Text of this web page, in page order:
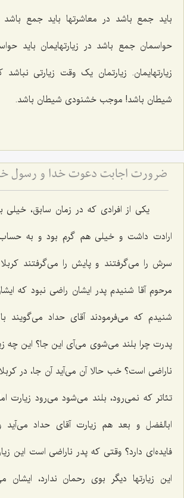
باید جمع باشد در معاشرتها باید جمع باشد
حواسمان جمع باشد در زیارتهایمان باید
زیارتهایمان. زیارتمان یک وقت زیارتی
شیطان باشد! موجب خشنودی شیطان باشد.
یکی از افرادی که در زمان سابق، خیلی
ارادت داشت و خیلی هم گرم بود و به
سرش را می‌گرفتند و پایش را می‌گرفتند
مرحوم آقا شنیدم پدر ایشان راضی نبود که
شنیدم که می‌فرمودند آقای حداد می‌گویند
پدرت چرا بلند می‌شوی می‌آی این جا؟ این چه
ناراضی است؟ خب حالا آن می‌آید آن جا، در
تئاتر که نمی‌رود، بلند می‌شود می‌رود
ابالفضل و بعد هم زیارت آقای حداد می‌آید
فایده‌ای دارد؟ وقتی که پدر ناراضی است این
این زیارتها دیگر بوی رحمان ندارد، ایشان